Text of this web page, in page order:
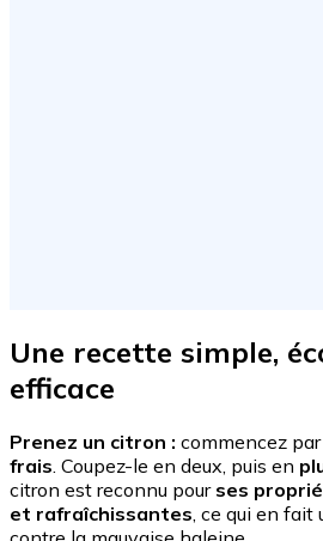
Une recette simple,
efficace
Prenez un citron : commencez
frais. Coupez-le en deux, puis en
citron est reconnu pour ses
et rafraîchissantes, ce qui en fait